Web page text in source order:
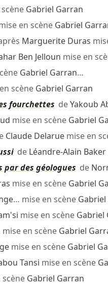
Gabriel Garran
en scène Gabriel
Marguerite Duras
Ben Jelloun mise en
Gabriel Garran…
scène Gabriel Garran
fourchettes deYakoub
mise en scène Gabriel
Claude Delaruemise en
de Léandre-Alain Baker
des géologues de
mise en scène Gabriel
… mise en scène
mise en scène Gabriel
mise en scène Gabriel
mise en scène Gabriel
Tansi mise en scène
scène Gabriel Garran